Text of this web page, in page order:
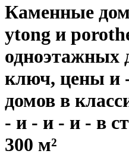
Каменные
ytong и
одноэтажных
ключ, цены и
домов в
- и - и - и - в
300 м²